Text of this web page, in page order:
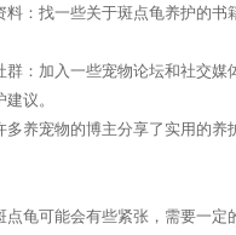
料：找一些关于斑点龟养护的书
群：加入一些宠物论坛和社交媒
议。
多养宠物的博主分享了实用的养
点龟可能会有些紧张，需要一定